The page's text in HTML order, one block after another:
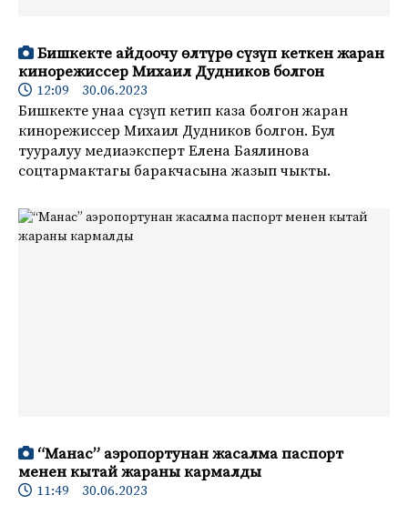
Бишкекте айдоочу өлтүрө сүзүп кеткен жаран
кинорежиссер Михаил Дудников болгон
12:09 30.06.2023
Бишкекте унаа сүзүп кетип каза болгон жаран
кинорежиссер Михаил Дудников болгон. Бул
тууралуу медиаэксперт Елена Баялинова
соцтармактагы баракчасына жазып чыкты.
“Манас” аэропортунан жасалма паспорт
менен кытай жараны кармалды
11:49 30.06.2023